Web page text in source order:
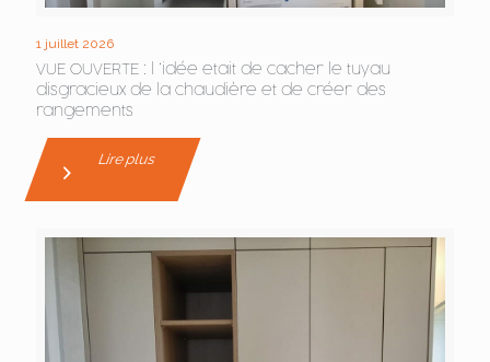
1 juillet 2026
VUE OUVERTE : l ‘idée etait de cacher le tuyau
disgracieux de la chaudière et de créer des
rangements
Lire plus